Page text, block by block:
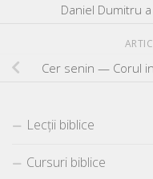
Daniel Dumitru
Cer senin — Corul
Lecții biblice
Cursuri biblice